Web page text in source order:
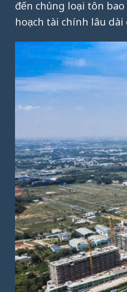
đến chủng loại tôn
hoạch tài chính lâu